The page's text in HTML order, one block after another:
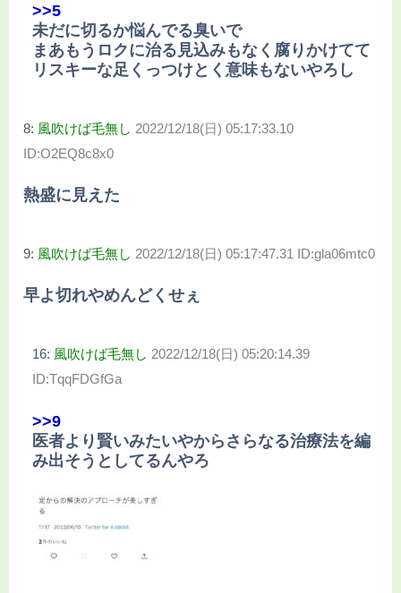
>>5
未だに切るか悩んでる臭いで
まあもうロクに治る見込みもなく腐りかけてて
リスキーな足くっつけとく意味もないやろし
8: 風吹けば毛無し 2022/12/18(日) 05:17:33.10
ID:O2EQ8c8x0
熱盛に見えた
9: 風吹けば毛無し 2022/12/18(日) 05:17:47.31 ID:gla06mtc0
早よ切れやめんどくせぇ
16: 風吹けば毛無し 2022/12/18(日) 05:20:14.39
ID:TqqFDGfGa
>>9
医者より賢いみたいやからさらなる治療法を編
み出そうとしてるんやろ